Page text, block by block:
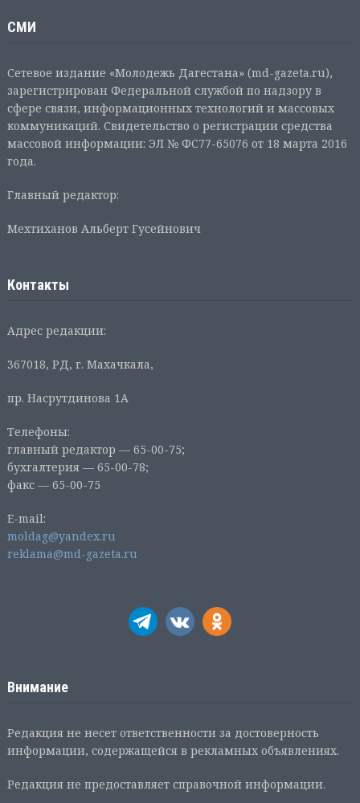
СМИ
Сетевое издание «Молодежь Дагестана» (md-gazeta.ru),
зарегистрирован Федеральной службой по надзору в
сфере связи, информационных технологий и массовых
коммуникаций. Свидетельство о регистрации средства
массовой информации: ЭЛ № ФС77-65076 от 18 марта 2016
года.
Главный редактор:
Мехтиханов Альберт Гусейнович
Контакты
Адрес редакции:
367018, РД, г. Махачкала,
пр. Насрутдинова 1А
Телефоны:
главный редактор — 65-00-75;
бухгалтерия — 65-00-78;
факс — 65-00-75
E-mail:
moldag@yandex.ru
reklama@md-gazeta.ru
Внимание
Редакция не несет ответственности за достоверность
информации, содержащейся в рекламных объявлениях.
Редакция не предоставляет справочной информации.